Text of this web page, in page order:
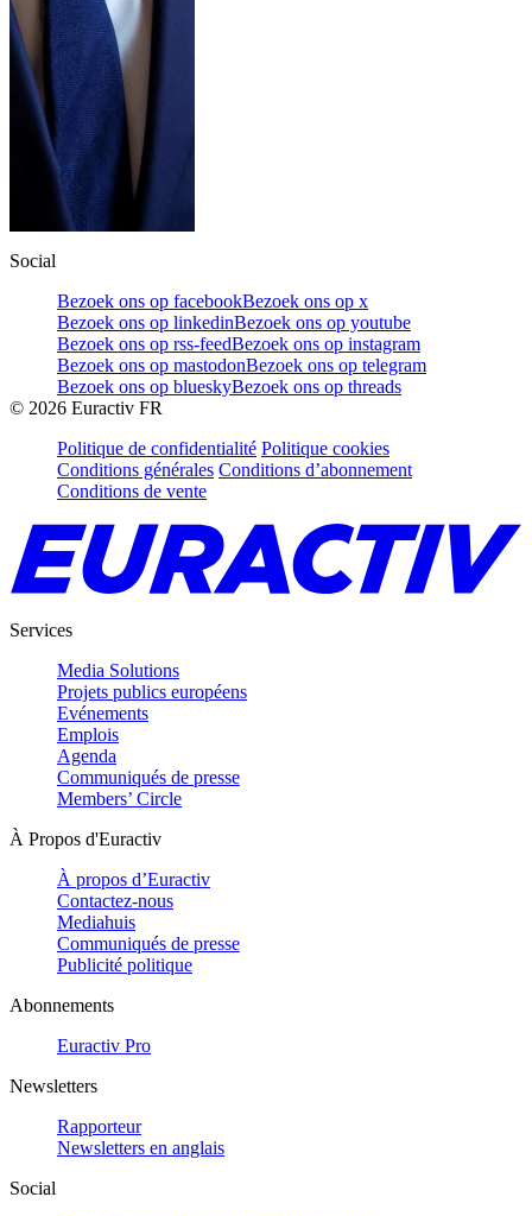
Social
Bezoek ons op facebookBezoek ons op x
Bezoek ons op linkedinBezoek ons op youtube
Bezoek ons op rss-feedBezoek ons op instagram
Bezoek ons op mastodonBezoek ons op telegram
Bezoek ons op blueskyBezoek ons op threads
© 2026 Euractiv FR
Politique de confidentialité Politique cookies
Conditions générales Conditions d’abonnement
Conditions de vente
Services
Media Solutions
Projets publics européens
Evénements
Emplois
Agenda
Communiqués de presse
Members’ Circle
À Propos d'Euractiv
À propos d’Euractiv
Contactez-nous
Mediahuis
Communiqués de presse
Publicité politique
Abonnements
Euractiv Pro
Newsletters
Rapporteur
Newsletters en anglais
Social